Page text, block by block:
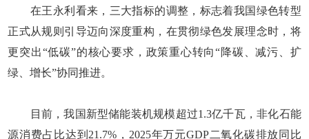
在王永利看来，三大指标的调整，标志着我国绿色转型
正式从规则引导迈向深度重构，在贯彻绿色发展理念时，将
更突出“低碳”的核心要求，政策重心转向“降碳、减污、扩
绿、增长”协同推进。
目前，我国新型储能装机规模超过1.3亿千瓦，非化石能
源消费占比达到21.7%，2025年万元GDP二氧化碳排放同比